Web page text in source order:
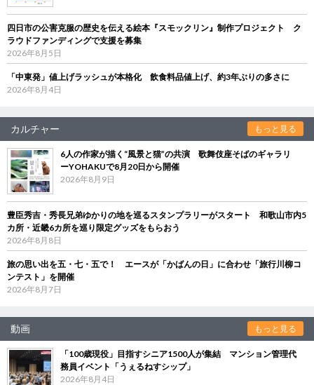
四日市の公害克服の歴史を伝える絵本『スモックリン』制作プロジェクト ク
ラウドファンディングで支援を募集
2026年8月5日
「中東発」値上げラッシュが本格化 飲食料品値上げ、約3年ぶりの多さに
2026年8月4日
カルチャー もっと見る
6人の作家が描く“風景と猫”の共演 歌舞伎座そばのギャラリ
ーYOHAKUで8月20日から開催
2026年8月9日
豊臣秀吉・秀長兄弟ゆかりの地を巡るスタンプラリーがスタート 和歌山市内5
カ所・近畿6カ所を巡り限定グッズをもらおう
2026年8月8日
旅の思い出を五・七・五で！ エースが「かばんの日」に合わせ「旅行川柳コ
ンテスト」を開催
2026年8月7日
動画 もっと見る
「100歳現役」目指すシニア1500人が集結 マンション管理代
務員イベント「うぇるねすシップ」
2026年8月4日